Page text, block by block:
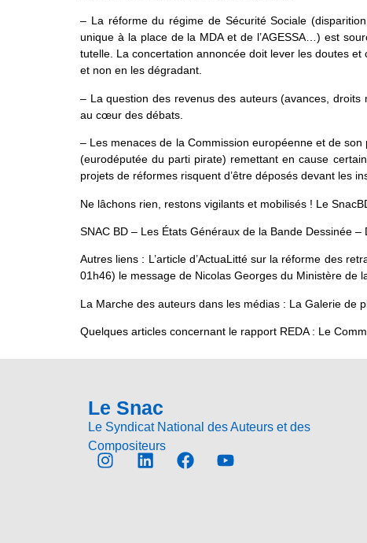
– La réforme du régime de Sécurité Sociale
unique à la place de la MDA et de l’AGESSA…) est
tutelle. La concertation annoncée doit lever les doutes
et non en les dégradant.
– La question des revenus des auteurs (avances,
au cœur des débats.
– Les menaces de la Commission européenne et de
(eurodéputée du parti pirate) remettant en cause
projets de réformes risquent d’être déposés devant les
Ne lâchons rien, restons vigilants et mobilisés ! Le
SNAC BD – Les États Généraux de la Bande Dessinée –
Autres liens : L’article d’ActuaLitté sur la réforme des
01h46) le message de Nicolas Georges du Ministère de
La Marche des auteurs dans les médias : La Galerie de
Quelques articles concernant le rapport REDA : Le
Le Snac
Le Syndicat National des Auteurs et des
Compositeurs